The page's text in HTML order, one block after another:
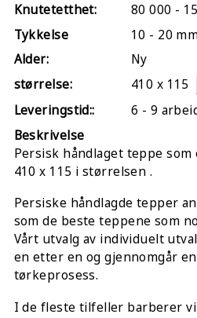
Knutetetthet:
80 000 -
Tykkelse
10 - 20
Alder:
Ny
størrelse:
410 x 115
Leveringstid::
6 - 9
Beskrivelse
Persisk håndlaget teppe
410 x 115 i størrelsen .
Persiske håndlagde tepper
som de beste teppene som
Vårt utvalg av individuelt
en etter en og gjennomgår
tørkeprosess.
I de fleste tilfeller barberer